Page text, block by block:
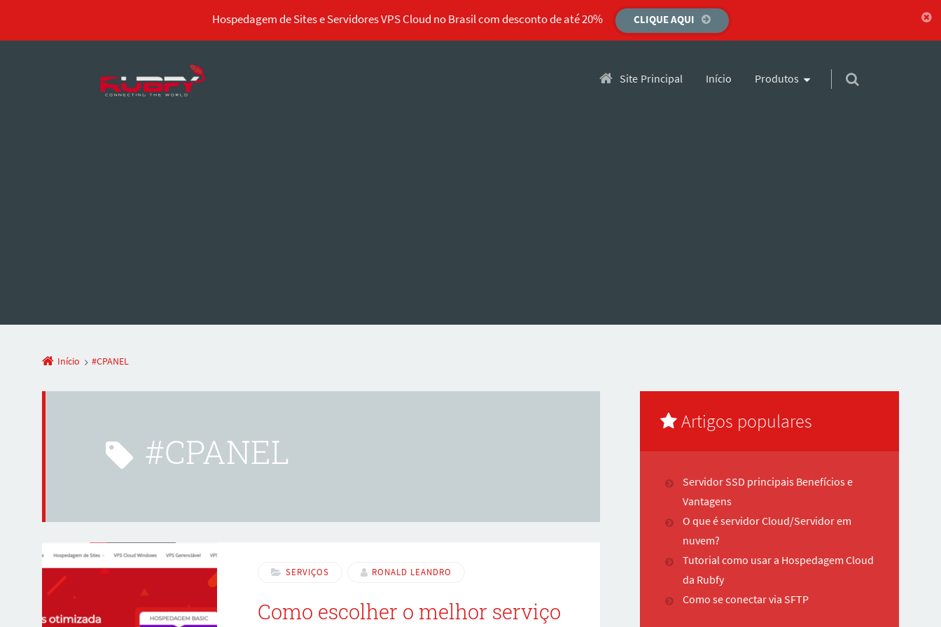
Hospedagem de Sites e Servidores VPS Cloud no Brasil com desconto de até 20% CLIQUE AQUI
Pular para o conteúdo
Site Principal Início Produtos
Início #CPANEL
#CPANEL
SERVIÇOS RONALD LEANDRO
Como escolher o melhor serviço
Artigos populares
Servidor SSD principais Benefícios e
Vantagens
O que é servidor Cloud/Servidor em
nuvem?
Tutorial como usar a Hospedagem Cloud
da Rubfy
Como se conectar via SFTP